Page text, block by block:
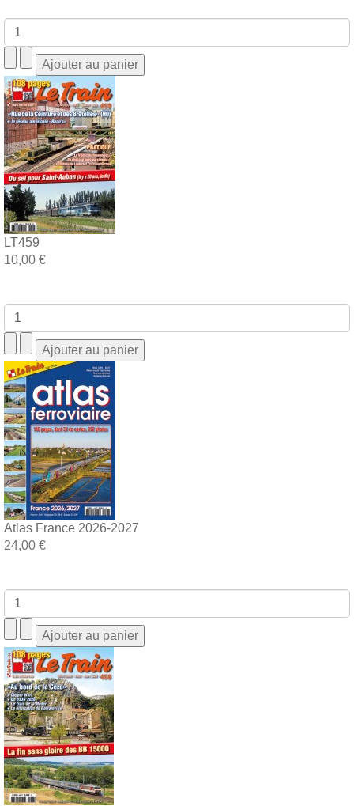
LT459
10,00 €
Atlas France 2026-2027
24,00 €